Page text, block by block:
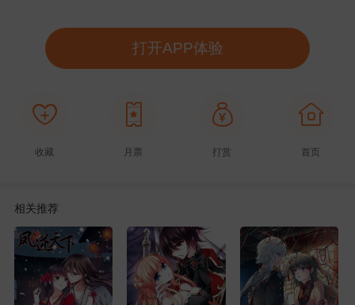
打开APP体验
收藏 月票 打赏 首页
相关推荐